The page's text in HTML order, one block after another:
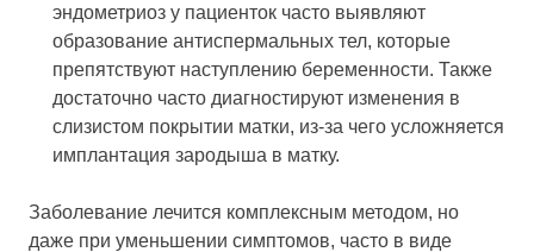
эндометриоз у пациенток часто выявляют
образование антиспермальных тел, которые
препятствуют наступлению беременности. Также
достаточно часто диагностируют изменения в
слизистом покрытии матки, из-за чего усложняется
имплантация зародыша в матку.
Заболевание лечится комплексным методом, но
даже при уменьшении симптомов, часто в виде